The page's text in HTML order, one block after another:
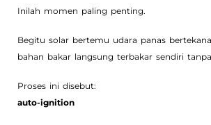
Inilah momen paling penting.
Begitu solar bertemu udara panas
bahan bakar langsung terbakar sendiri
Proses ini disebut:
auto-ignition